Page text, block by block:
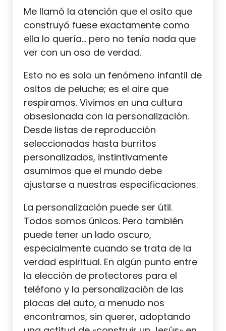
Me llamó la atención que el osito que
construyó fuese exactamente como
ella lo quería… pero no tenía nada que
ver con un oso de verdad.
Esto no es solo un fenómeno infantil de
ositos de peluche; es el aire que
respiramos. Vivimos en una cultura
obsesionada con la personalización.
Desde listas de reproducción
seleccionadas hasta burritos
personalizados, instintivamente
asumimos que el mundo debe
ajustarse a nuestras especificaciones.
La personalización puede ser útil.
Todos somos únicos. Pero también
puede tener un lado oscuro,
especialmente cuando se trata de la
verdad espiritual. En algún punto entre
la elección de protectores para el
teléfono y la personalización de las
placas del auto, a menudo nos
encontramos, sin querer, adoptando